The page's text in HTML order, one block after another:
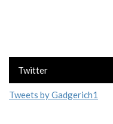
Twitter
Tweets by Gadgerich1